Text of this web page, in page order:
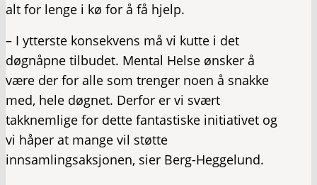
alt for lenge i kø for å få hjelp.
– I ytterste konsekvens må vi kutte i det
døgnåpne tilbudet. Mental Helse ønsker å
være der for alle som trenger noen å snakke
med, hele døgnet. Derfor er vi svært
takknemlige for dette fantastiske initiativet og
vi håper at mange vil støtte
innsamlingsaksjonen, sier Berg-Heggelund.